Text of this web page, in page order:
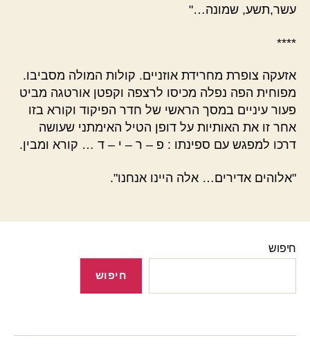
עשר,תשע, שמונה…"
****
אזעקה צופרת מחרידת אוזניים. קולות המולה מסביבו.
מפוחית הפה נפלה מכיסו לרצפה וקפטן אורטגה מביט
פעור עיניים במסך הראשי של חדר הפיקוד וקורא בזו
אחר זו את האותיות על דופן הטיל האימתני שעושה
דרכו למפגש עם ספינתו : פ – ר – י – ד … קורא ומבין.
"אלוהים אדירים… אלה היינו אנחנו".
חיפוש
חיפוש